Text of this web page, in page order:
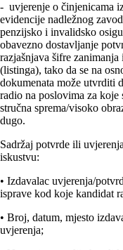
- uvjerenje o činjenicama
evidencije nadležnog
penzijsko i invalidsko
obavezno dostavljanje
razjašnjava šifre zanimanja
(listinga), tako da se na
dokumenata može utvrditi
radio na poslovima za koje
stručna sprema/visoko
dugo.
Sadržaj potvrde ili
iskustvu:
• Izdavalac uvjerenja/
isprave kod koje kandidat
• Broj, datum, mjesto
uvjerenja;